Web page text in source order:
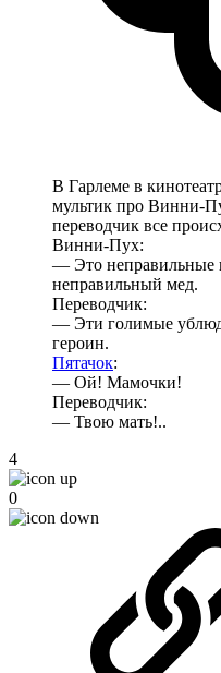
В Гарлеме в
мультик про Винни-
переводчик все
Винни-Пух:
— Это неправильные
неправильный мед.
Переводчик:
— Эти голимые
героин.
Пятачок:
— Ой! Мамочки!
Переводчик:
— Твою мать!..
4
0